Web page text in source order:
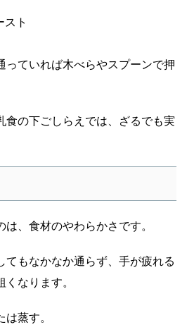
ト
っていれば木べらやスプーンで押
食の下ごしらえでは、ざるでも実
、食材のやわらかさです。
てもなかなか通らず、手が疲れる
なります。
蒸す。